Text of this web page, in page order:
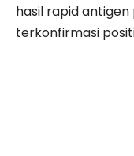
hasil rapid
terkonfirmasi